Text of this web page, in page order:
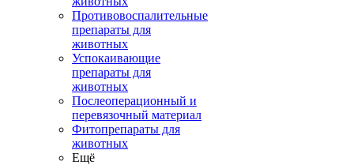
Противовоспалительные
препараты для
животных
Успокаивающие
препараты для
животных
Послеоперационный и
перевязочный материал
Фитопрепараты для
животных
Ещё